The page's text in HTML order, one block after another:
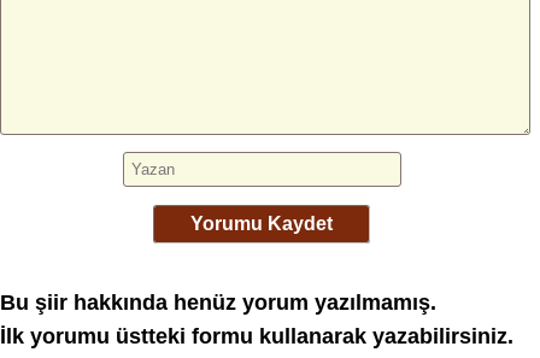
Yorumu Kaydet
Bu şiir hakkında henüz yorum yazılmamış.
İlk yorumu üstteki formu kullanarak yazabilirsiniz.